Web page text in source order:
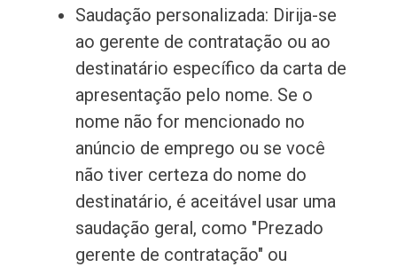
Saudação personalizada: Dirija-se
ao gerente de contratação ou ao
destinatário específico da carta de
apresentação pelo nome. Se o
nome não for mencionado no
anúncio de emprego ou se você
não tiver certeza do nome do
destinatário, é aceitável usar uma
saudação geral, como "Prezado
gerente de contratação" ou